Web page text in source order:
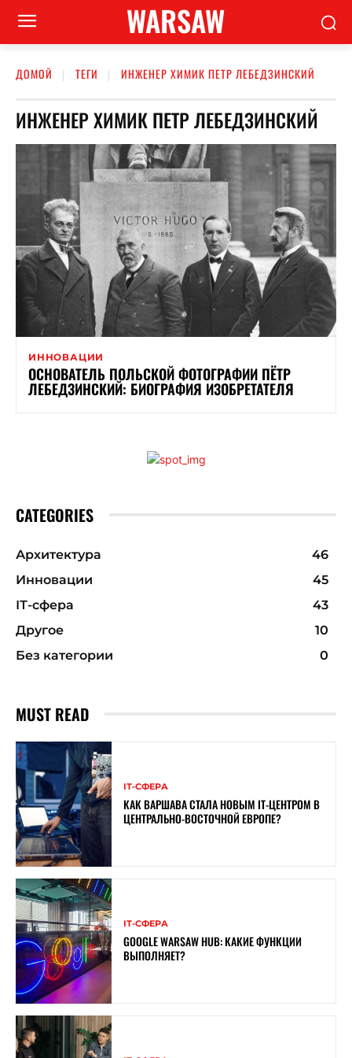
WARSAW
ДОМОЙ ТЕГИ ИНЖЕНЕР ХИМИК ПЕТР ЛЕБЕДЗИНСКИЙ
ИНЖЕНЕР ХИМИК ПЕТР ЛЕБЕДЗИНСКИЙ
ИННОВАЦИИ
ОСНОВАТЕЛЬ ПОЛЬСКОЙ ФОТОГРАФИИ ПЁТР
ЛЕБЕДЗИНСКИЙ: БИОГРАФИЯ ИЗОБРЕТАТЕЛЯ
CATEGORIES
Архитектура
46
Инновации
45
ІТ-сфера
43
Другое
10
Без категории
0
MUST READ
ІТ-СФЕРА
КАК ВАРШАВА СТАЛА НОВЫМ IT-ЦЕНТРОМ В
ЦЕНТРАЛЬНО-ВОСТОЧНОЙ ЕВРОПЕ?
ІТ-СФЕРА
GOOGLE WARSAW HUB: КАКИЕ ФУНКЦИИ
ВЫПОЛНЯЕТ?